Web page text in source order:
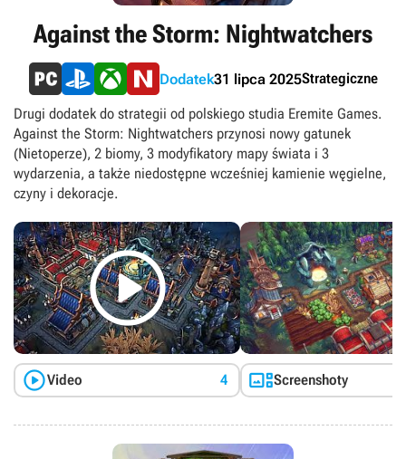
Against the Storm: Nightwatchers
Dodatek31 lipca 2025Strategiczne
Drugi dodatek do strategii od polskiego studia Eremite Games.
Against the Storm: Nightwatchers przynosi nowy gatunek
(Nietoperze), 2 biomy, 3 modyfikatory mapy świata i 3
wydarzenia, a także niedostępne wcześniej kamienie węgielne,
czyny i dekoracje.

Video 4 Screenshoty